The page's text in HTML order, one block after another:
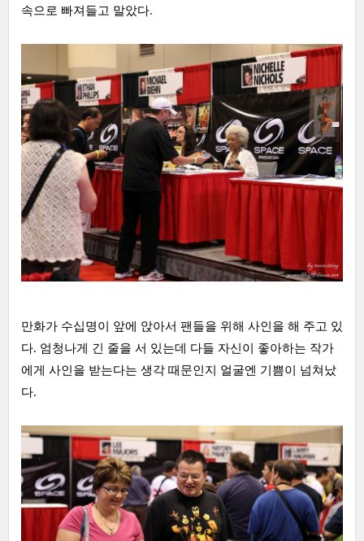
속으로 빠져들고 말았다.
만화가 수십명이 앞에 앉아서 팬들을 위해 사인을 해 주고 있
다. 엄청나게 긴 줄을 서 있는데 다들 자신이 좋아하는 작가
에게 사인을 받는다는 생각 때문인지 얼굴엔 기쁨이 넘쳐났
다.